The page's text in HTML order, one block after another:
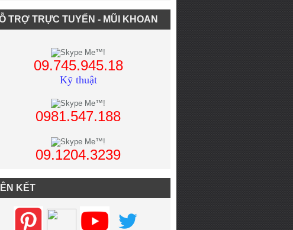
TRỢ TRỰC TUYẾN - MŨI KHOAN
09.745.945.18
Kỹ thuật
0981.547.188
09.1204.3239
KẾT